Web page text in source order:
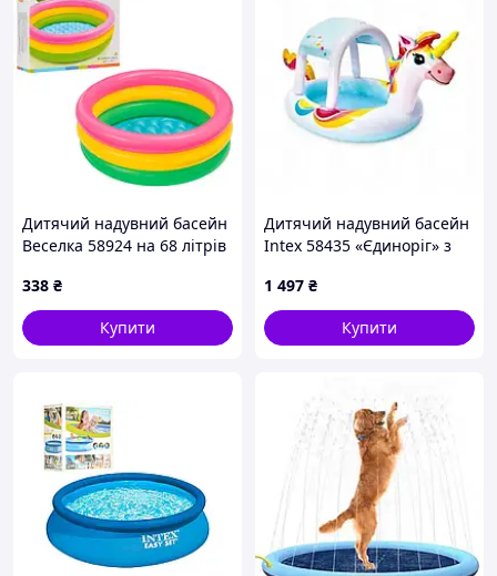
Дитячий надувний басейн
Веселка 58924 на 68 літрів
for-life-
338 ₴
Купити
Дитячий надувний басейн
Intex 58435 «Єдиноріг» з
1 497 ₴
Купити